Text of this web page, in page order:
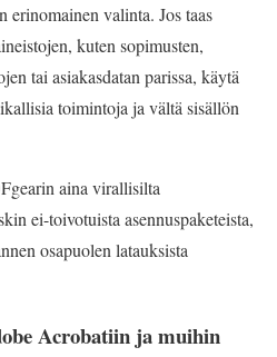
erinomainen valinta. Jos taas
kuten sopimusten,
tai asiakasdatan parissa, käytä
toimintoja ja vältä sisällön
aina virallisilta
ei-toivotuista asennuspaketeista,
osapuolen latauksista
Acrobatiin ja muihin